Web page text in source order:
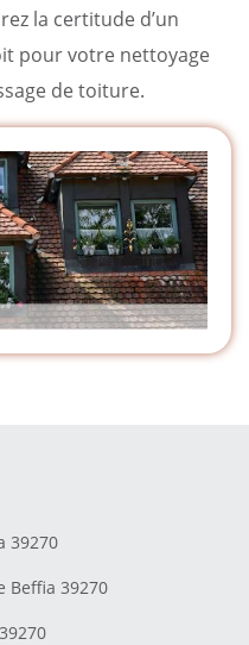
la certitude d’un
pour votre nettoyage
de toiture.
39270
Beffia 39270